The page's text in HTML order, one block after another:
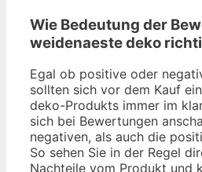
Wie Bedeutung der
weidenaeste deko
Egal ob positive oder
sollten sich vor dem Kauf
deko-Produkts immer im
sich bei Bewertungen
negativen, als auch die
So sehen Sie in der Regel
Nachteile vom Produkt und